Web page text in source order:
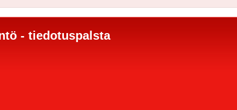
- tiedotuspalsta